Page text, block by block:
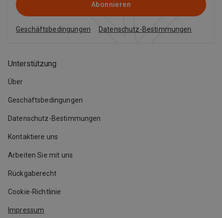
Unterstützung
Über
Geschäftsbedingungen
Datenschutz-Bestimmungen
Kontaktiere uns
Arbeiten Sie mit uns
Rückgaberecht
Cookie-Richtlinie
Impressum
Abonnieren
Geschäftsbedingungen Datenschutz-Bestimmungen